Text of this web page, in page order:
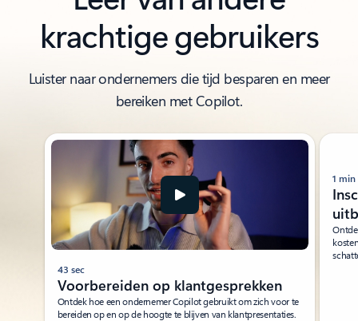
krachtige gebruikers
Luister naar ondernemers die tijd besparen en meer
bereiken met Copilot.
43 sec
Voorbereiden op klantgesprekken
Ontdek hoe een ondernemer Copilot gebruikt om zich voor te
bereiden op en op de hoogte te blijven van klantpresentaties.​
1 min